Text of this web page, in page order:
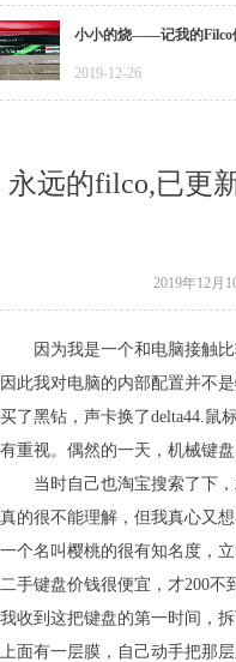
永远的filco,已更
因为我是一个和电脑接触
因此我对电脑的内部配置并不
买了黑钻，声卡换了delta44.鼠
有重视。偶然的一天，机械键
当时自己也淘宝搜索了下
真的很不能理解，但我真心又
一个名叫樱桃的很有知名度，
二手键盘价钱很便宜，才200不
我收到这把键盘的第一时间，
上面有一层膜，自己动手把那
2019年12月
小小的烧——记我的Filco
2019-12-26